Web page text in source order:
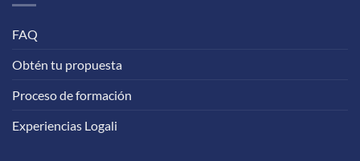
FAQ
Obtén tu propuesta
Proceso de formación
Experiencias Logali